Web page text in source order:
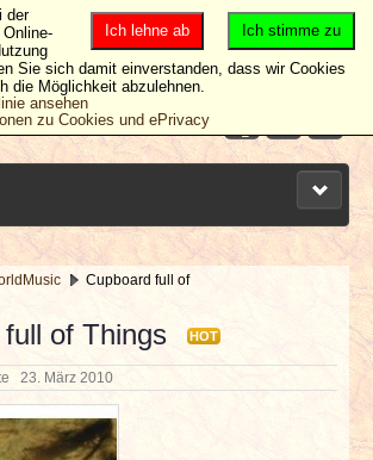
Cupboard full of
of Things HOT
23. März 2010
Ich stimme zu
Ich lehne ab
der
Sie sich damit einverstanden, dass wir Cookies
die Möglichkeit abzulehnen.
ansehen
zu Cookies und ePrivacy